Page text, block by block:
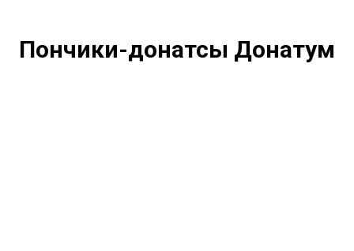
Пончики-донатсы Донатум